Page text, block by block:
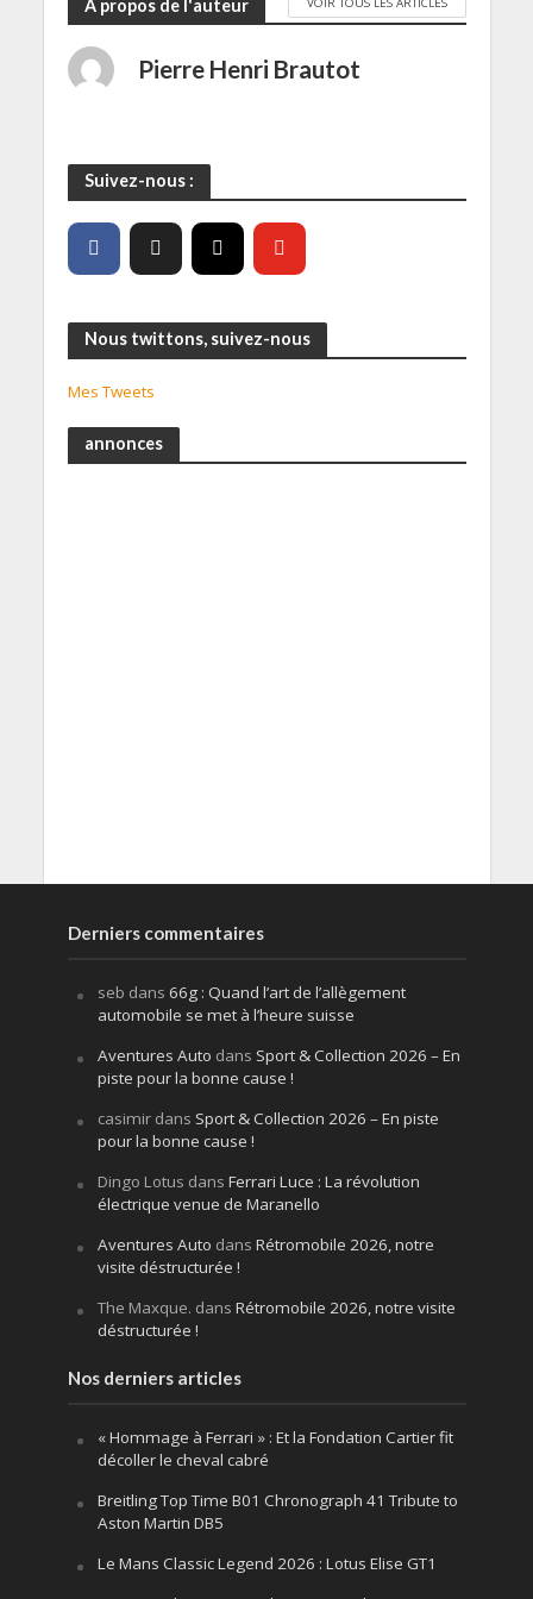
A propos de l'auteur
Pierre Henri Brautot
Suivez-nous :
Nous twittons, suivez-nous
Mes Tweets
annonces
Derniers commentaires
seb dans 66g : Quand l’art de l’allègement
automobile se met à l’heure suisse
Aventures Auto dans Sport & Collection 2026 – En
piste pour la bonne cause !
casimirdans Sport & Collection 2026 – En piste
pour la bonne cause !
Dingo Lotus dans Ferrari Luce : La révolution
électrique venue de Maranello
Aventures Auto dans Rétromobile 2026, notre
visite déstructurée !
The Maxque. dans Rétromobile 2026, notre visite
déstructurée !
Nos derniers articles
« Hommage à Ferrari » : Et la Fondation Cartier fit
décoller le cheval cabré
Breitling Top Time B01 Chronograph 41 Tribute to
Aston Martin DB5
Le Mans Classic Legend 2026 : Lotus Elise GT1